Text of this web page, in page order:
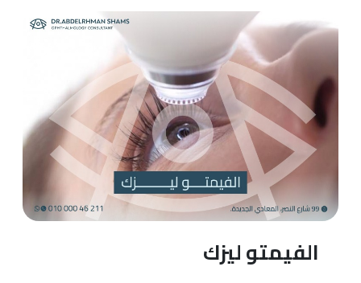
الفيمتو ليزك